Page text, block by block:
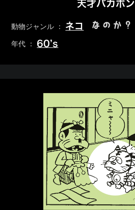
天才バカボン
動物ジャンル ： ネコ なのか？
年代 ： 60’s